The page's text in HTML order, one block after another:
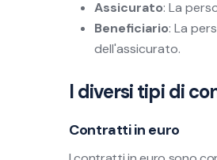
Assicurato: La
Beneficiario: La
dell'assicurato.
I diversi tipi di
Contratti in euro